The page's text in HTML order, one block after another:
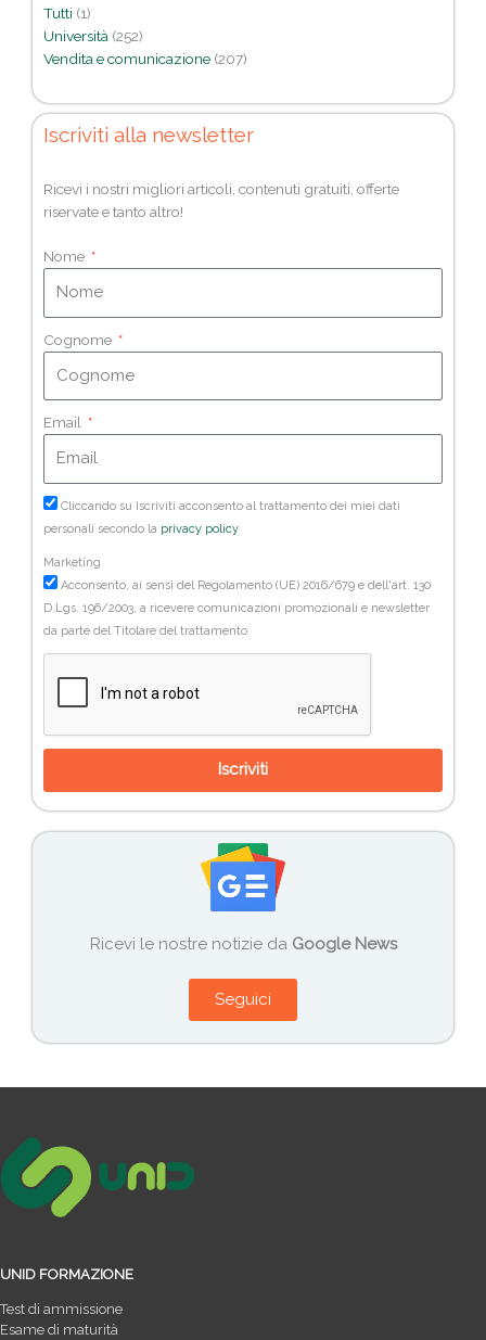
Tutti (1)
Università (252)
Vendita e comunicazione (207)
Iscriviti alla newsletter
Ricevi i nostri migliori articoli, contenuti gratuiti, offerte
riservate e tanto altro!
Nome
Cognome
Email
Cliccando su Iscriviti acconsento al trattamento dei miei dati
personali secondo la privacy policy
Marketing
Acconsento, ai sensi del Regolamento (UE) 2016/679 e dell'art. 130
D.Lgs. 196/2003, a ricevere comunicazioni promozionali e newsletter
da parte del Titolare del trattamento
Iscriviti
Ricevi le nostre notizie da Google News
Seguici
UNID FORMAZIONE
Test di ammissione
Esame di maturità